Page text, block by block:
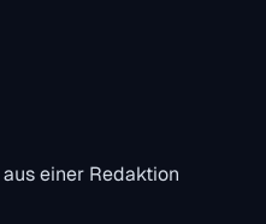
einer Redaktion